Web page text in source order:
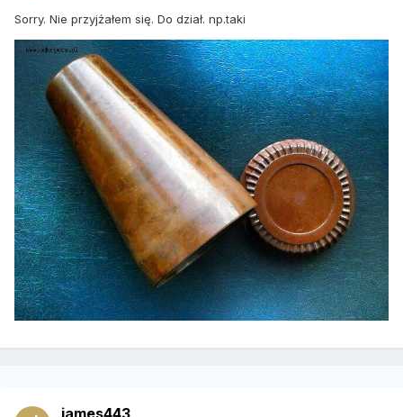
Sorry. Nie przyjżałem się. Do dział. np.taki